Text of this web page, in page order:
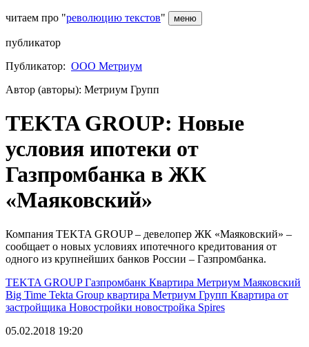
читаем про "революцию текстов" меню
публикатор
Публикатор: ООО Метриум
Автор (авторы): Метриум Групп
TEKTA GROUP: Новые
условия ипотеки от
Газпромбанка в ЖК
«Маяковский»
Компания TEKTA GROUP – девелопер ЖК «Маяковский» –
сообщает о новых условиях ипотечного кредитования от
одного из крупнейших банков России – Газпромбанка.
TEKTA GROUPГазпромбанк Квартира Метриум Маяковский
Big Time Tekta Group квартира Метриум Групп Квартира от
застройщика Новостройки новостройка Spires
05.02.2018 19:20